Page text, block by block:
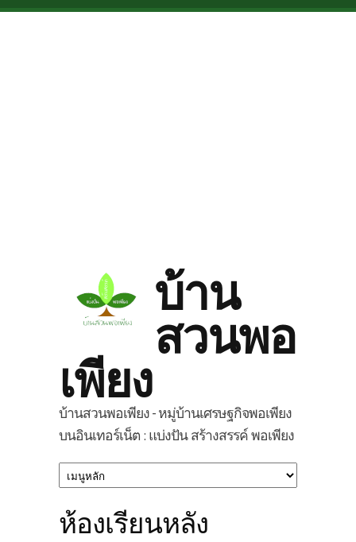
Skip to main content
บ้าน
สวนพอ
เพียง
บ้านสวนพอเพียง - หมู่บ้านเศรษฐกิจพอเพียง
บนอินเทอร์เน็ต : แบ่งปัน สร้างสรรค์ พอเพียง
ห้องเรียนหลัง